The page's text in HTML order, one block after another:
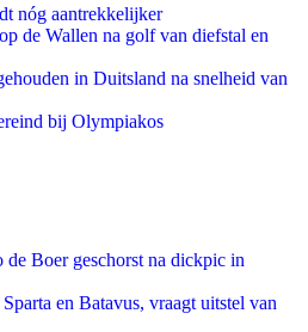
nóg aantrekkelijker
de Wallen na golf van diefstal en
in Duitsland na snelheid van
bij Olympiakos
Boer geschorst na dickpic in
en Batavus, vraagt uitstel van